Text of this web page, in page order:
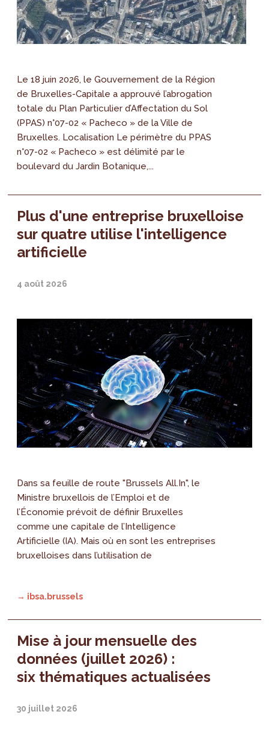
Le 18 juin 2026, le Gouvernement de la Région
de Bruxelles-Capitale a approuvé l’abrogation
totale du Plan Particulier d’Affectation du Sol
(PPAS) n°07-02 « Pacheco » de la Ville de
Bruxelles. Localisation Le périmètre du PPAS
n°07-02 « Pacheco » est délimité par le
boulevard du Jardin Botanique,...
Plus d'une entreprise bruxelloise
sur quatre utilise l'intelligence
artificielle
4 août 2026
Dans sa feuille de route "Brussels All.In", le
Ministre bruxellois de l’Emploi et de
l’Économie prévoit de définir Bruxelles
comme une capitale de l’Intelligence
Artificielle (IA). Mais où en sont les entreprises
bruxelloises dans l’utilisation de
→ ibsa.brussels
Mise à jour mensuelle des
données (juillet 2026) :
six thématiques actualisées
30 juillet 2026